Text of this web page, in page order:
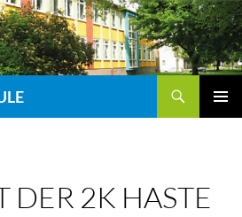
DER 2K HASTE